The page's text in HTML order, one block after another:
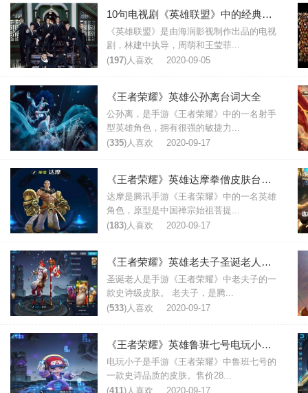
10句电视剧《英雄联盟》中的经典台词
《英雄联盟》是由海润影视制作出品的电视
剧，林建中执导，周萌和王莹菲...
(197)人喜欢 2020-09-05
《王者荣耀》英雄公孙离台词大全
公孙离，是手游《王者荣耀》中的一名射手
型英雄角色，拥有很强的敏捷力...
(335)人喜欢 2020-09-17
《王者荣耀》英雄达摩拳僧皮肤台词大全
达摩是腾讯手游《王者荣耀》中的一名英雄
角色，原型是中国禅宗始祖菩提...
(183)人喜欢 2020-09-17
《王者荣耀》英雄老夫子圣诞老人皮肤台词大全
圣诞老人是手游《王者荣耀》中老夫子的一
款史诗级皮肤。 老夫子，是腾...
(533)人喜欢 2020-09-17
《王者荣耀》英雄鲁班七号电玩小子皮肤台词大全
电玩小子是手游《王者荣耀》中鲁班七号的
一款史诗品质的皮肤。售价28...
(411)人喜欢 2020-09-17